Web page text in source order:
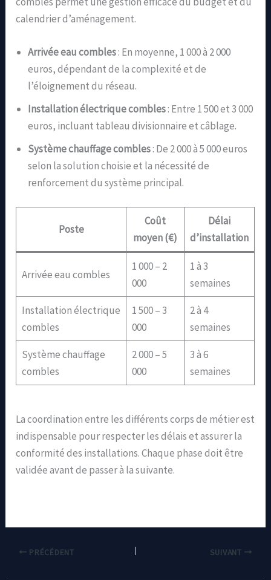
calendrier d’aménagement.
Arrivée eau combles: En moyenne, 1 000 à 2 000
euros, dépendant de la complexité et de
l’éloignement du réseau.
Installation électrique combles: Entre 1 500 et 3 000
euros, incluant tableau divisionnaire et câblage.
Système chauffage combles: De 2 000 à 5 000 euros
selon la solution choisie et la nécessité de
renforcement du système principal.
Poste
Coût
moyen (€)
Délai
d’installation
Arrivée eau combles
1 000 – 2
000
1 à 3
semaines
Installation électrique
combles
1 500 – 3
000
2 à 4
semaines
Système chauffage
combles
2 000 – 5
000
3 à 6
semaines
La coordination entre les différents corps de métier est
indispensable pour respecter les délais et assurer la
conformité des installations. Chaque phase doit être
validée avant de passer à la suivante.
PRÉCÉDENT SUIVANT